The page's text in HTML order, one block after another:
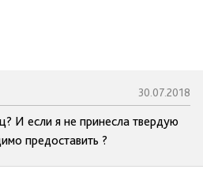
30.07.2018
И если я не принесла твердую
предоставить ?